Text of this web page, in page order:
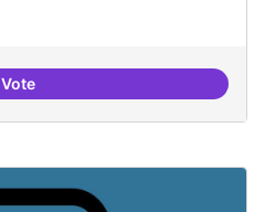
VoteAntenes Ateneu a altres punts